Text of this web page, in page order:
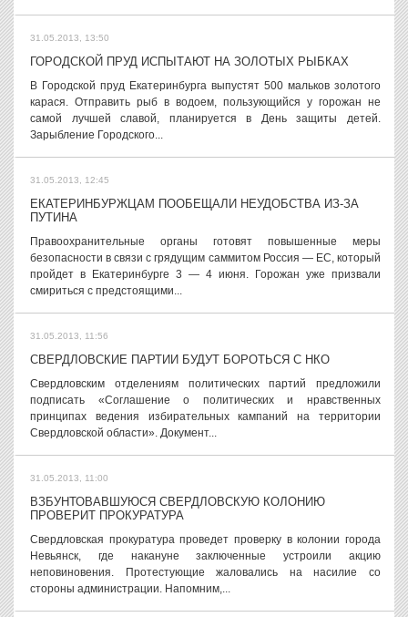
31.05.2013, 13:50
ГОРОДСКОЙ ПРУД ИСПЫТАЮТ НА ЗОЛОТЫХ РЫБКАХ
В Городской пруд Екатеринбурга выпустят 500 мальков золотого
карася. Отправить рыб в водоем, пользующийся у горожан не
самой лучшей славой, планируется в День защиты детей.
Зарыбление Городского...
31.05.2013, 12:45
ЕКАТЕРИНБУРЖЦАМ ПООБЕЩАЛИ НЕУДОБСТВА ИЗ-ЗА
ПУТИНА
Правоохранительные органы готовят повышенные меры
безопасности в связи с грядущим саммитом Россия — ЕС, который
пройдет в Екатеринбурге 3 — 4 июня. Горожан уже призвали
смириться с предстоящими...
31.05.2013, 11:56
СВЕРДЛОВСКИЕ ПАРТИИ БУДУТ БОРОТЬСЯ С НКО
Свердловским отделениям политических партий предложили
подписать «Соглашение о политических и нравственных
принципах ведения избирательных кампаний на территории
Свердловской области». Документ...
31.05.2013, 11:00
ВЗБУНТОВАВШУЮСЯ СВЕРДЛОВСКУЮ КОЛОНИЮ
ПРОВЕРИТ ПРОКУРАТУРА
Свердловская прокуратура проведет проверку в колонии города
Невьянск, где накануне заключенные устроили акцию
неповиновения. Протестующие жаловались на насилие со
стороны администрации. Напомним,...